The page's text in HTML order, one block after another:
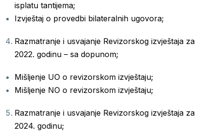
isplatu tantijema;
Izvještaj o provedbi bilateralnih ugovora;
Razmatranje i usvajanje Revizorskog izvještaja za
2022. godinu – sa dopunom;
Mišljenje UO o revizorskom izvještaju;
Mišljenje NO o revizorskom izvještaju;
Razmatranje i usvajanje Revizorskog izvještaja za
2024. godinu;